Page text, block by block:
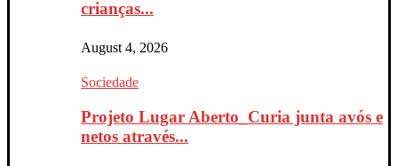
crianças...
August 4, 2026
Sociedade
Projeto Lugar Aberto_Curia junta avós e
netos através...